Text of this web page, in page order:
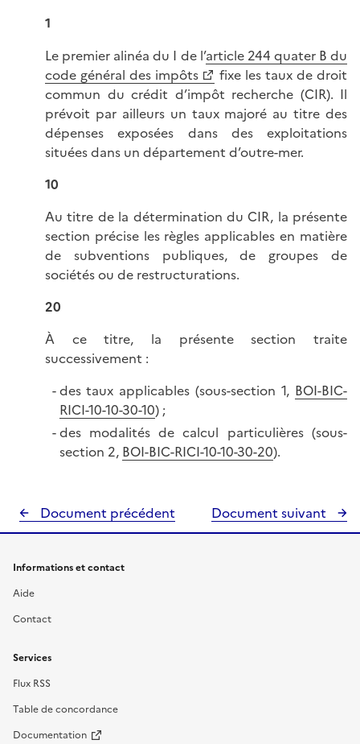
1
Le premier alinéa du I de l’article 244 quater B du
code général des impôts
fixe les taux de droit
commun du crédit d’impôt recherche (CIR). Il
prévoit par ailleurs un taux majoré au titre des
dépenses exposées dans des exploitations
situées dans un département d’outre-mer.
10
Au titre de la détermination du CIR, la présente
section précise les règles applicables en matière
de subventions publiques, de groupes de
sociétés ou de restructurations.
20
À ce titre, la présente section traite
successivement :
des taux applicables (sous-section 1, BOI-BIC-
RICI-10-10-30-10) ;
des modalités de calcul particulières (sous-
section 2, BOI-BIC-RICI-10-10-30-20).
Document précédent Document suivant
Informations et contact
Aide
Contact
Services
Flux RSS
Table de concordance
Documentation